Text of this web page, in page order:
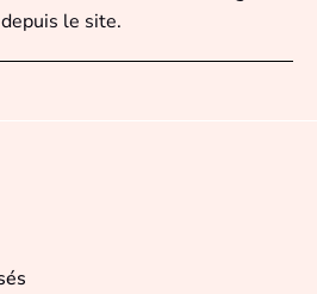
le site.